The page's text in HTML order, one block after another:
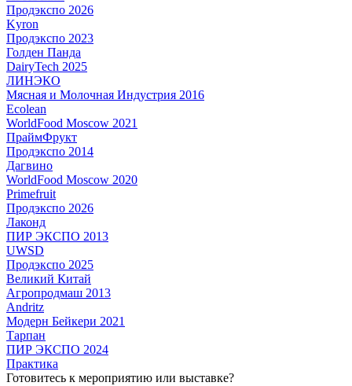
Продэкспо 2026
Kyron
Продэкспо 2023
Голден Панда
DairyTech 2025
ЛИНЭКО
Мясная и Молочная Индустрия 2016
Ecolean
WorldFood Moscow 2021
ПраймФрукт
Продэкспо 2014
Дагвино
WorldFood Moscow 2020
Primefruit
Продэкспо 2026
Лаконд
ПИР ЭКСПО 2013
UWSD
Продэкспо 2025
Великий Китай
Агропродмаш 2013
Andritz
Модерн Бейкери 2021
Тарпан
ПИР ЭКСПО 2024
Практика
Готовитесь к мероприятию или выставке?